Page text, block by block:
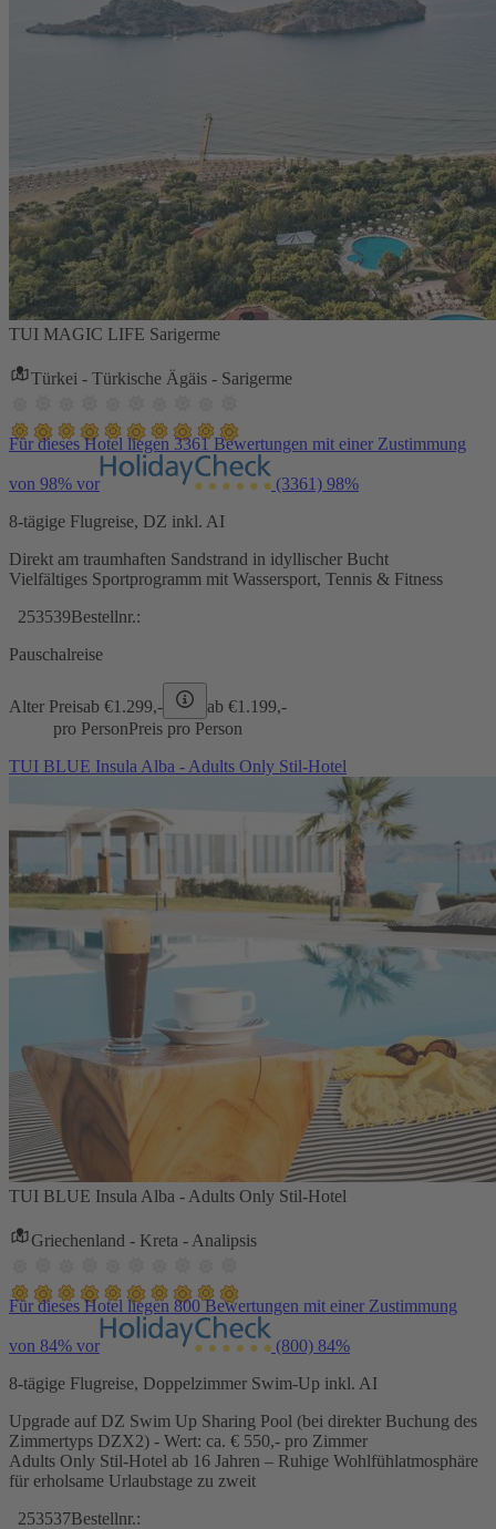
TUI MAGIC LIFE Sarigerme
Türkei - Türkische Ägäis - Sarigerme
Für dieses Hotel liegen 3361 Bewertungen mit einer Zustimmung
von 98% vor (3361) 98%
8-tägige Flugreise, DZ inkl. AI
Direkt am traumhaften Sandstrand in idyllischer Bucht
Vielfältiges Sportprogramm mit Wassersport, Tennis & Fitness
253539Bestellnr.:
Pauschalreise
Alter Preisab €1.299,- ab €1.199,-
pro PersonPreis pro Person
TUI BLUE Insula Alba - Adults Only Stil-Hotel
TUI BLUE Insula Alba - Adults Only Stil-Hotel
Griechenland - Kreta - Analipsis
Für dieses Hotel liegen 800 Bewertungen mit einer Zustimmung
von 84% vor (800) 84%
8-tägige Flugreise, Doppelzimmer Swim-Up inkl. AI
Upgrade auf DZ Swim Up Sharing Pool (bei direkter Buchung des
Zimmertyps DZX2) - Wert: ca. € 550,- pro Zimmer
Adults Only Stil-Hotel ab 16 Jahren – Ruhige Wohlfühlatmosphäre
für erholsame Urlaubstage zu zweit
253537Bestellnr.: